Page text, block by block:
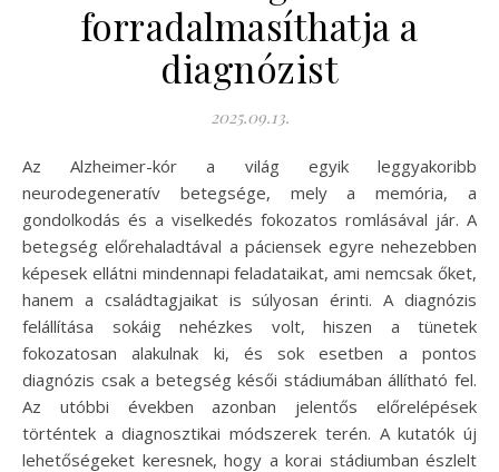
forradalmasíthatja a
diagnózist
2025.09.13.
Az Alzheimer-kór a világ egyik leggyakoribb
neurodegeneratív betegsége, mely a memória, a
gondolkodás és a viselkedés fokozatos romlásával jár. A
betegség előrehaladtával a páciensek egyre nehezebben
képesek ellátni mindennapi feladataikat, ami nemcsak őket,
hanem a családtagjaikat is súlyosan érinti. A diagnózis
felállítása sokáig nehézkes volt, hiszen a tünetek
fokozatosan alakulnak ki, és sok esetben a pontos
diagnózis csak a betegség késői stádiumában állítható fel.
Az utóbbi években azonban jelentős előrelépések
történtek a diagnosztikai módszerek terén. A kutatók új
lehetőségeket keresnek, hogy a korai stádiumban észlelt